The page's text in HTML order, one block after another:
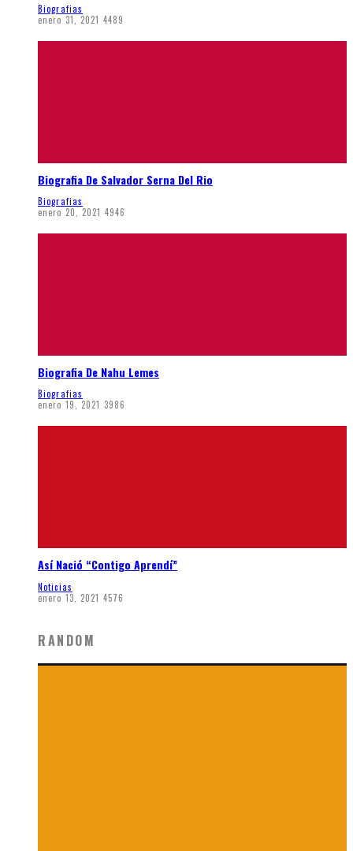
Biografias
enero 31, 2021 4489
Biografia De Salvador Serna Del Rio
Biografias
enero 20, 2021 4946
Biografia De Nahu Lemes
Biografias
enero 19, 2021 3986
Así Nació “Contigo Aprendí”
Noticias
enero 13, 2021 4576
RANDOM